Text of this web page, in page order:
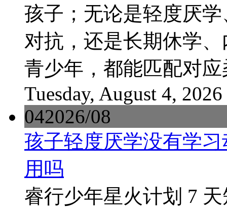
孩子；无论是轻度厌
对抗，还是长期休学
青少年，都能匹配对
Tuesday, August 4, 2026
042026/08
孩子轻度厌学没有学
用吗
睿行少年星火计划 7